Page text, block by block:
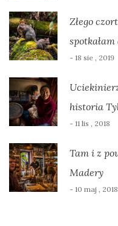
Złego
- 18 sie , 2019
historia
- 11 lis , 2018
Tam i z
Madery
- 10 maj , 2018